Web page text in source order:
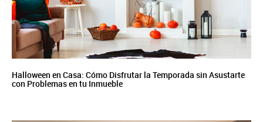
Halloween en Casa: Cómo Disfrutar la Temporada sin Asustarte
con Problemas en tu Inmueble